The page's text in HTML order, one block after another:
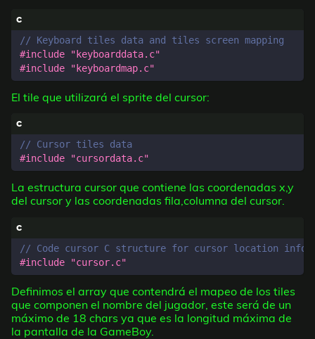
#include
"keyboarddata.c"
#include
"keyboardmap.c"
El tile que utilizará el sprite del cursor:
#include
"cursordata.c"
La estructura cursor que contiene las coordenadas x,y
del cursor y las coordenadas fila,columna del cursor.
#include
"cursor.c"
Definimos el array que contendrá el mapeo de los tiles
que componen el nombre del jugador, este será de un
máximo de 18 chars ya que es la longitud máxima de
la pantalla de la GameBoy.